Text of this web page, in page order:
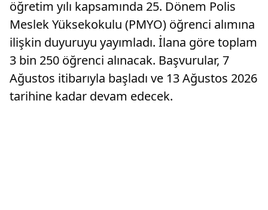
öğretim yılı kapsamında 25. Dönem Polis
Meslek Yüksekokulu (PMYO) öğrenci alımına
ilişkin duyuruyu yayımladı. İlana göre toplam
3 bin 250 öğrenci alınacak. Başvurular, 7
Ağustos itibarıyla başladı ve 13 Ağustos 2026
tarihine kadar devam edecek.